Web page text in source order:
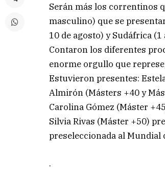
Serán más los correntinos
masculino) que se
10 de agosto) y Sudáfrica
Contaron los diferentes
enorme orgullo que
Estuvieron presentes:
Almirón (Másters +40 y
Carolina Gómez (Máster
Silvia Rivas (Máster +50)
preseleccionada al Mundial
.